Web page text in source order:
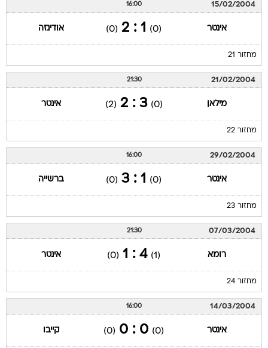
15/02/2004
16:00
אינטר (0)
1 : 2
(0) אודינזה
מחזור 21
21/02/2004
21:30
מילאן (0)
3 : 2
(2) אינטר
מחזור 22
29/02/2004
16:00
אינטר (0)
1 : 3
(0) ברשייה
מחזור 23
07/03/2004
21:30
רומא (1)
4 : 1
(0) אינטר
מחזור 24
14/03/2004
16:00
אינטר (0)
0 : 0
(0) קייבו